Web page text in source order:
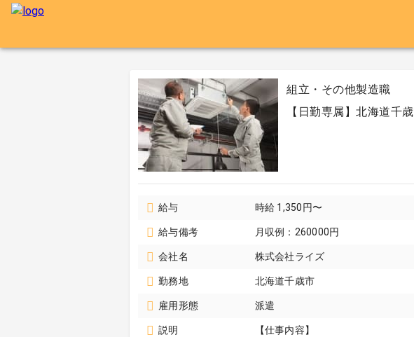
組立・その他製造職
【日勤専属】北海道千
給与 時給 1,350円〜
給与備考 月収例：260000円
会社名 株式会社ライズ
勤務地 北海道千歳市
雇用形態 派遣
説明
【仕事内容】